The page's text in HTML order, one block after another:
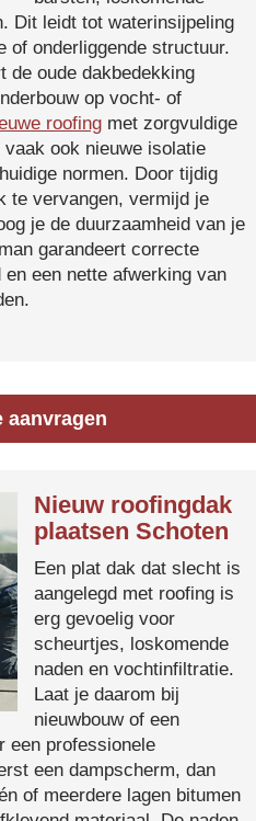
Dit leidt tot waterinsijpeling
of onderliggende structuur.
de oude dakbedekking
op vocht- of
roofing met zorgvuldige
ook nieuwe isolatie
normen. Door tijdig
te vervangen, vermijd je
je de duurzaamheid van je
garandeert correcte
een nette afwerking van
aanvragen
Nieuw roofingdak
plaatsen Schoten
Een plat dak dat slecht is
aangelegd met roofing is
erg gevoelig voor
scheurtjes, loskomende
naden en vochtinfiltratie.
Laat je daarom bij
nieuwbouw of een
een professionele
een dampscherm, dan
of meerdere lagen bitumen